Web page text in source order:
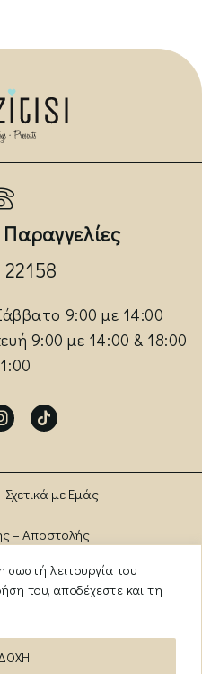
σωστή λειτουργία του
του, αποδέχεστε και τη
9:00 με 14:00
9:00 με 14:00 & 18:00
Instagram
Tik-
Σχετικά με Εμάς
– Αποστολής
Brands